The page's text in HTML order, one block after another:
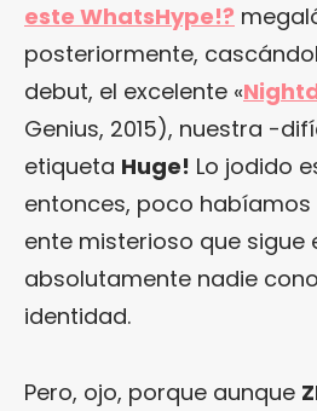
este WhatsHype!?
posteriormente,
debut, el excelente «
Genius, 2015), nuestra -
etiqueta Huge! Lo jodido
entonces, poco
ente misterioso que sigue
absolutamente nadie
identidad.
Pero, ojo, porque aunque
¿Te gusta
Pues, ahora que esta